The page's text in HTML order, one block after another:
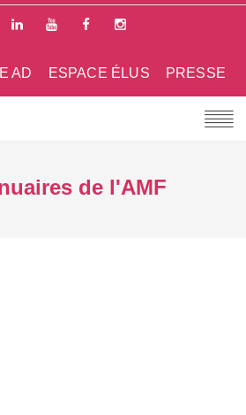
PRESSE
ESPACE ÉLUS
AD
de l'AMF